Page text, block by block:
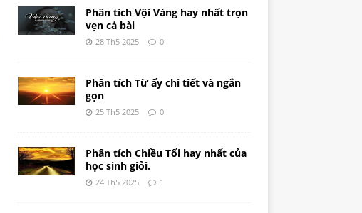
Phân tích Vội Vàng hay nhất trọn
vẹn cả bài
28 Th5 2025 0
Phân tích Từ ấy chi tiết và ngắn
gọn
25 Th5 2025 0
Phân tích Chiều Tối hay nhất của
học sinh giỏi.
24 Th5 2025 1